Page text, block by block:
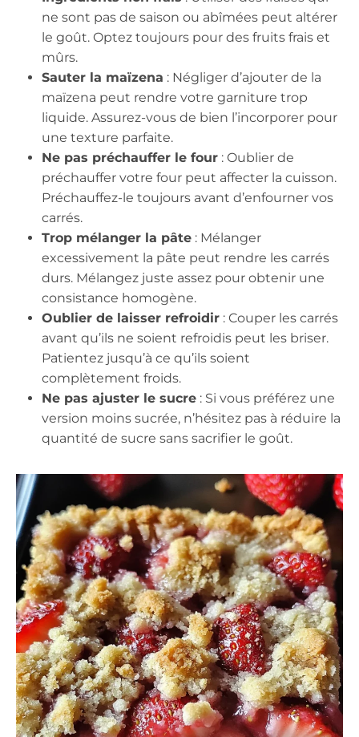
ne sont pas de saison ou abîmées peut altérer
le goût. Optez toujours pour des fruits frais et
mûrs.
Sauter la maïzena : Négliger d’ajouter de la
maïzena peut rendre votre garniture trop
liquide. Assurez-vous de bien l’incorporer pour
une texture parfaite.
Ne pas préchauffer le four : Oublier de
préchauffer votre four peut affecter la cuisson.
Préchauffez-le toujours avant d’enfourner vos
carrés.
Trop mélanger la pâte : Mélanger
excessivement la pâte peut rendre les carrés
durs. Mélangez juste assez pour obtenir une
consistance homogène.
Oublier de laisser refroidir : Couper les carrés
avant qu’ils ne soient refroidis peut les briser.
Patientez jusqu’à ce qu’ils soient
complètement froids.
Ne pas ajuster le sucre : Si vous préférez une
version moins sucrée, n’hésitez pas à réduire la
quantité de sucre sans sacrifier le goût.